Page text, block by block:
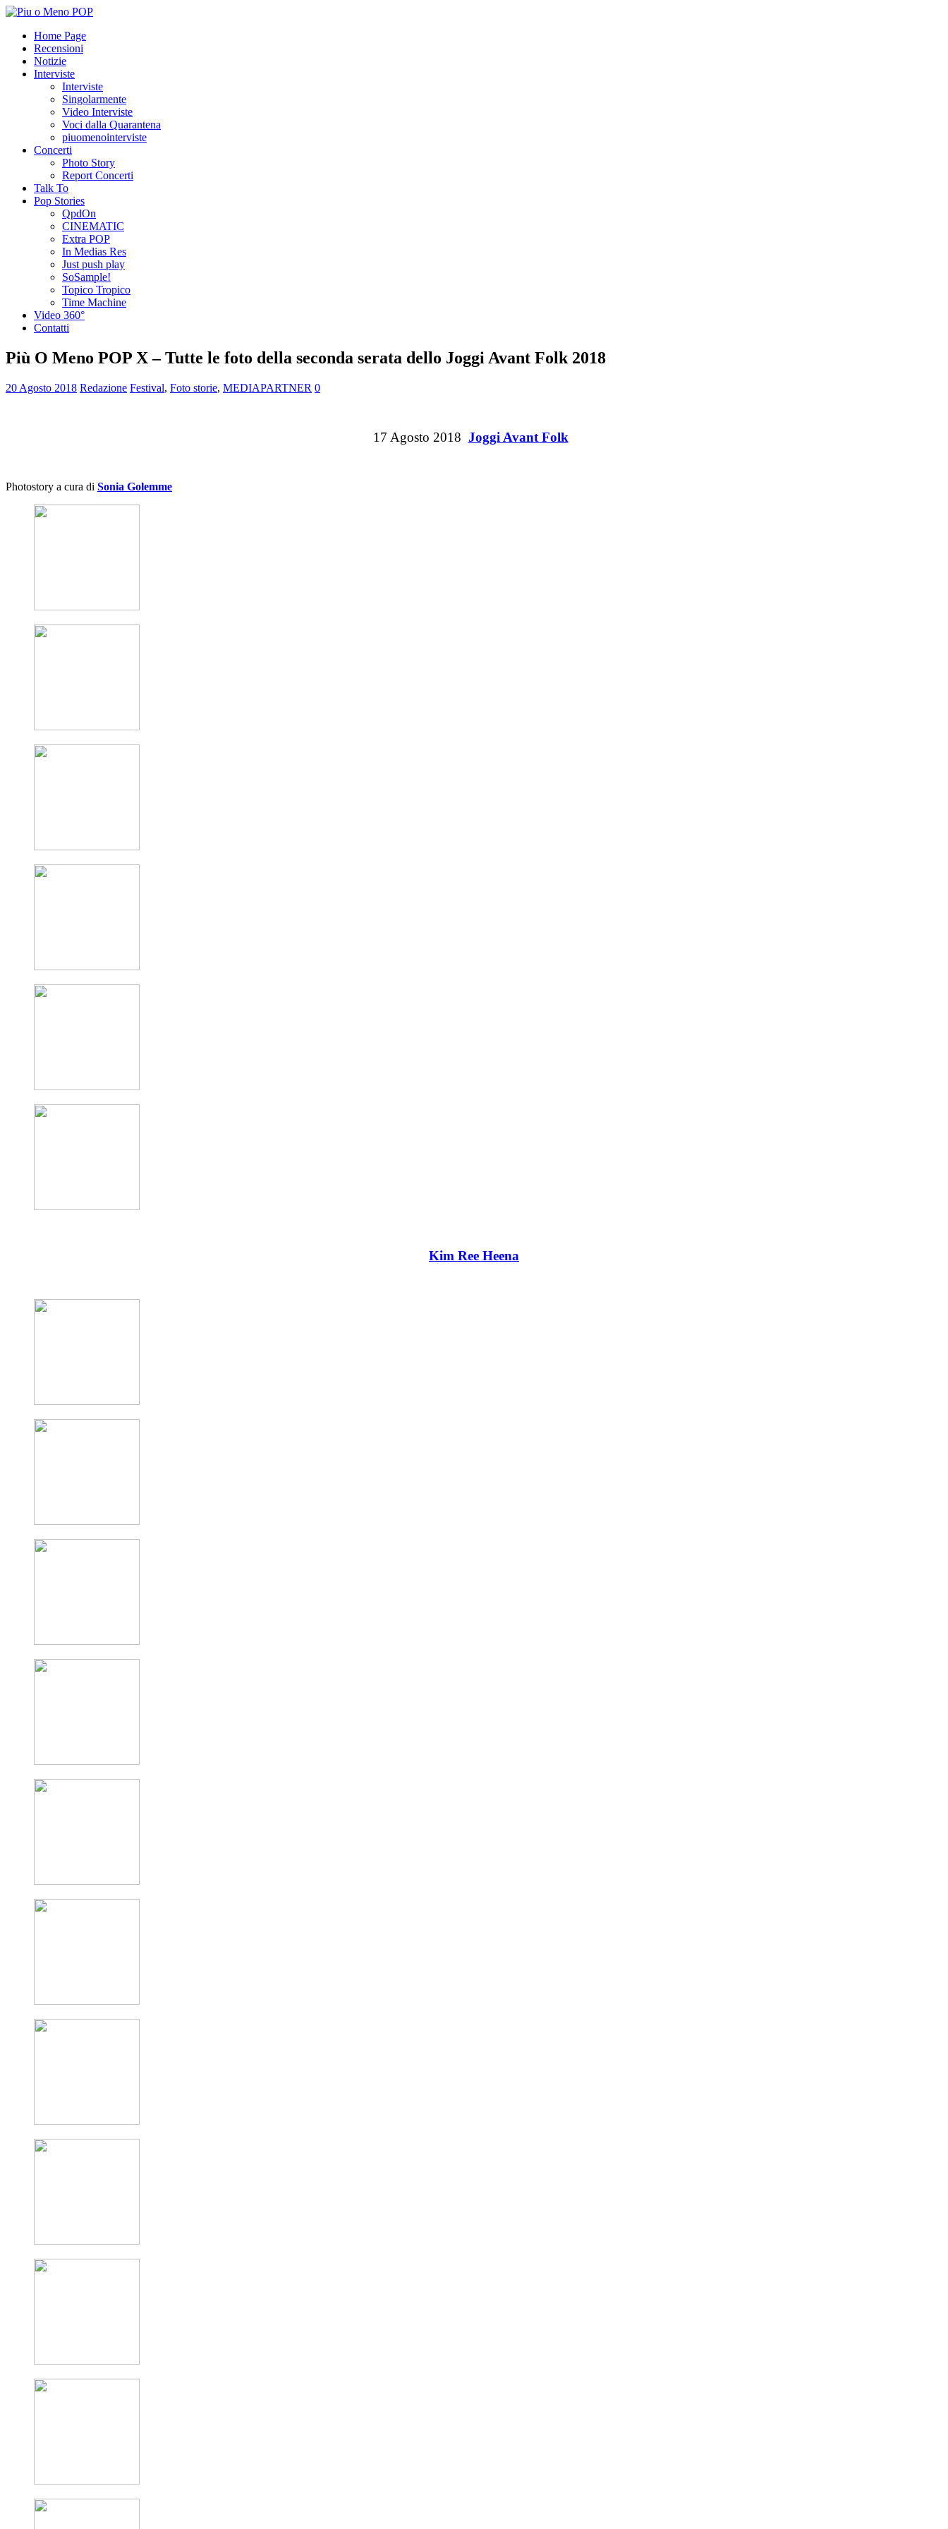
Home Page
Recensioni
Notizie
Interviste
Interviste
Singolarmente
Video Interviste
Voci dalla Quarantena
piuomenointerviste
Concerti
Photo Story
Report Concerti
Talk To
Pop Stories
QpdOn
CINEMATIC
Extra POP
In Medias Res
Just push play
SoSample!
Topico Tropico
Time Machine
Video 360°
Contatti
Più O Meno POP X – Tutte le foto della seconda serata dello Joggi Avant Folk 2018
20 Agosto 2018 Redazione Festival, Foto storie, MEDIAPARTNER 0
17 Agosto 2018 Joggi Avant Folk
Photostory a cura di Sonia Golemme
Kim Ree Heena